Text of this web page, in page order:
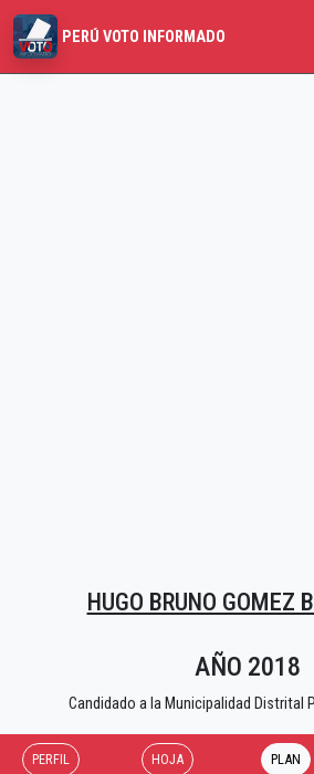
PERÚ VOTO INFORMADO
HUGO BRUNO GOMEZ
AÑO 2018
Candidado a la Municipalidad Distrital
PERFIL HOJA PLAN